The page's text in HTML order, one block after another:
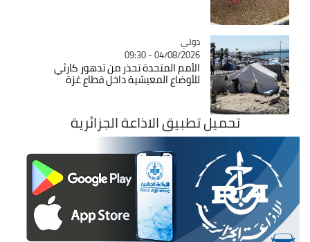
Catégorie
دولي
04/08/2026 - 09:30
الأمم المتحدة تحذر من تدهور كارثي
للأوضاع المعيشية داخل قطاع غزة
تحميل تطبيق الاذاعة الجزائرية